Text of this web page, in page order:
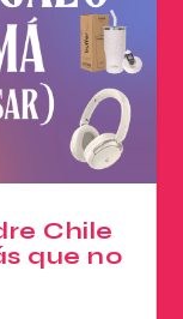
Chile
que no